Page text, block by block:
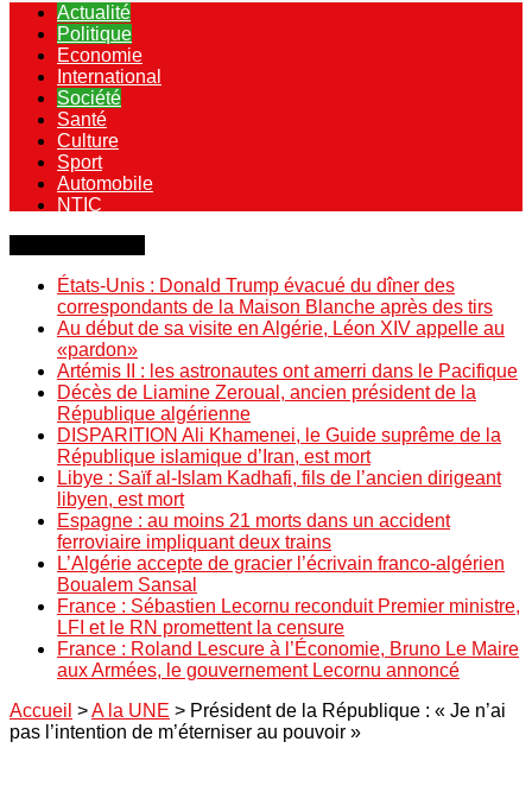
Actualité
Politique
Economie
International
Société
Santé
Culture
Sport
Automobile
NTIC
États-Unis : Donald Trump évacué du dîner des
correspondants de la Maison Blanche après des tirs
Au début de sa visite en Algérie, Léon XIV appelle au
«pardon»
Artémis II : les astronautes ont amerri dans le Pacifique
Décès de Liamine Zeroual, ancien président de la
République algérienne
DISPARITION Ali Khamenei, le Guide suprême de la
République islamique d’Iran, est mort
Libye : Saïf al-Islam Kadhafi, fils de l’ancien dirigeant
libyen, est mort
Espagne : au moins 21 morts dans un accident
ferroviaire impliquant deux trains
L’Algérie accepte de gracier l’écrivain franco-algérien
Boualem Sansal
France : Sébastien Lecornu reconduit Premier ministre,
LFI et le RN promettent la censure
France : Roland Lescure à l’Économie, Bruno Le Maire
aux Armées, le gouvernement Lecornu annoncé
Accueil >A la UNE > Président de la République : « Je n’ai
pas l’intention de m’éterniser au pouvoir »